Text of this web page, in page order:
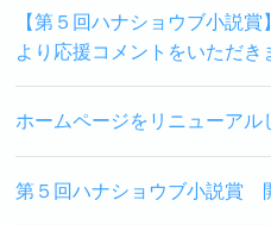
【第５回ハナショウブ小説
より応援コメントをいただき
ホームページをリニューアル
第５回ハナショウブ小説賞